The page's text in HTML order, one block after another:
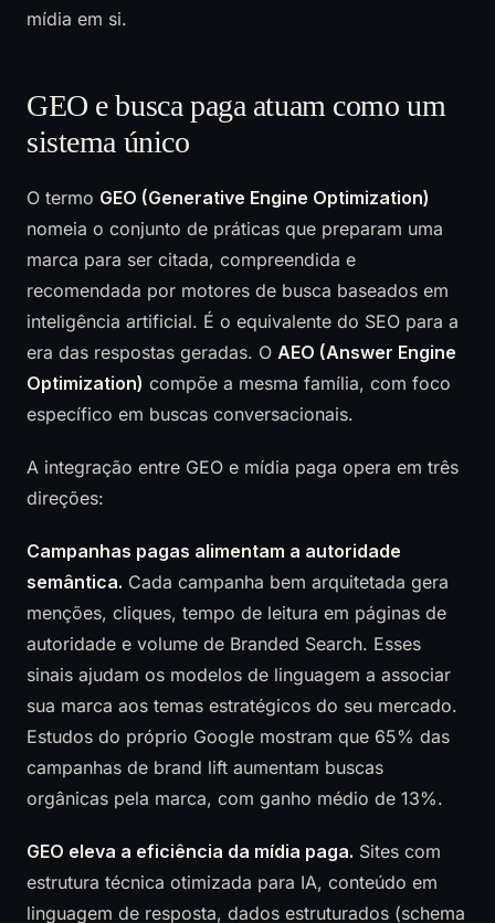
mídia em si.
GEO e busca paga atuam como um
sistema único
O termo GEO (Generative Engine Optimization)
nomeia o conjunto de práticas que preparam uma
marca para ser citada, compreendida e
recomendada por motores de busca baseados em
inteligência artificial. É o equivalente do SEO para a
era das respostas geradas. O AEO (Answer Engine
Optimization) compõe a mesma família, com foco
específico em buscas conversacionais.
A integração entre GEO e mídia paga opera em três
direções:
Campanhas pagas alimentam a autoridade
semântica. Cada campanha bem arquitetada gera
menções, cliques, tempo de leitura em páginas de
autoridade e volume de Branded Search. Esses
sinais ajudam os modelos de linguagem a associar
sua marca aos temas estratégicos do seu mercado.
Estudos do próprio Google mostram que 65% das
campanhas de brand lift aumentam buscas
orgânicas pela marca, com ganho médio de 13%.
GEO eleva a eficiência da mídia paga. Sites com
estrutura técnica otimizada para IA, conteúdo em
linguagem de resposta, dados estruturados (schema